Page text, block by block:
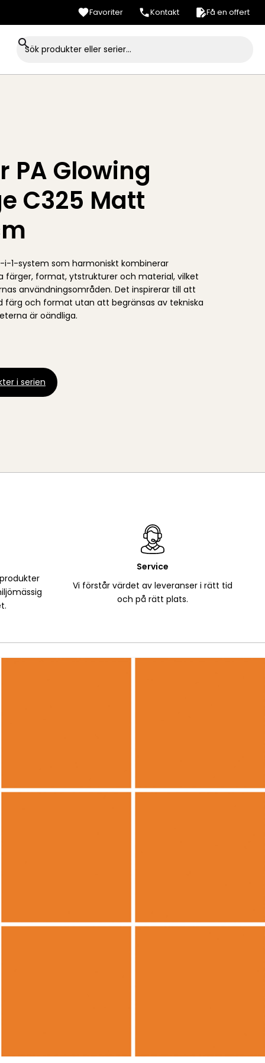
Favoriter Kontakt Få en offert
PA Glowing
C325 Matt
1-system som harmoniskt kombinerar
färger, format, ytstrukturer och material, vilket
användningsområden. Det inspirerar till att
färg och format utan att begränsas av tekniska
är oändliga.
i serien
Service
Vi förstår värdet av leveranser i rätt tid
och på rätt plats.